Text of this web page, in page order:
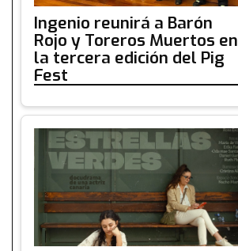
Ingenio reunirá a Barón
Rojo y Toreros Muertos en
la tercera edición del Pig
Fest